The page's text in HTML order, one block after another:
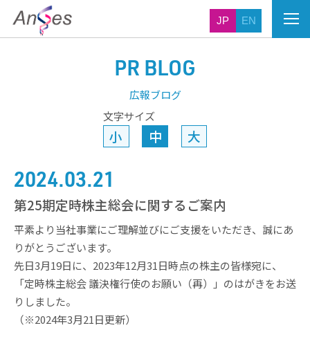
JP EN
PR BLOG
広報ブログ
文字サイズ
小 中 大
2024.03.21
第25期定時株主総会に関するご案内
平素より当社事業にご理解並びにご支援をいただき、誠にあ
りがとうございます。
先日3月19日に、2023年12月31日時点の株主の皆様宛に、
「定時株主総会 議決権行使のお願い（再）」のはがきをお送
りしました。
（※2024年3月21日更新）